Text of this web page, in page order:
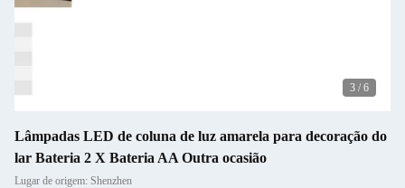
3 / 6
Lâmpadas LED de coluna de luz amarela para decoração do
lar Bateria 2 X Bateria AA Outra ocasião
Lugar de origem: Shenzhen